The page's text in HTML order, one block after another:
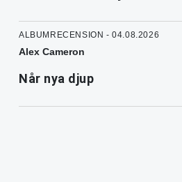
ALBUMRECENSION - 04.08.2026
Alex Cameron
Når nya djup